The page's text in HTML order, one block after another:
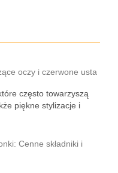
oczy i czerwone usta
często towarzyszą
piękne stylizacje i
Cenne składniki i